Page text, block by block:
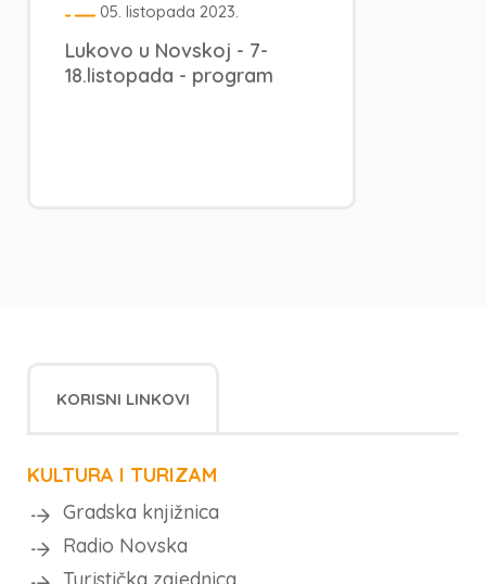
05. listopada 2023.
Lukovo u Novskoj - 7-
18.listopada - program
KORISNI LINKOVI
KULTURA I TURIZAM
Gradska knjižnica
Radio Novska